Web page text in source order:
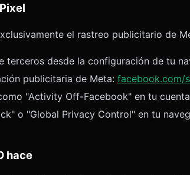
el rastreo publicitario de
terceros desde la configuración de tu
publicitaria de Meta: facebook.com/
"Activity Off-Facebook" en tu
o "Global Privacy Control" en tu
hace